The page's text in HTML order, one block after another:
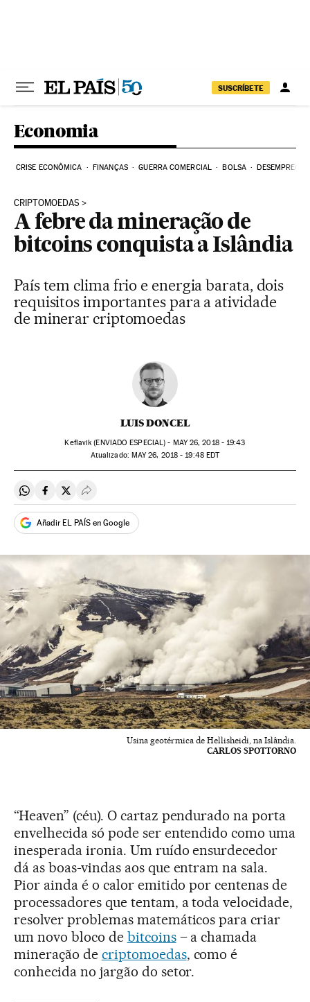
SUSCRÍBETE
Economia
CRISE ECONÔMICA FINANÇAS GUERRA COMERCIAL BOLSA DESEMPREGO
CRIPTOMOEDAS
A febre da mineração de
bitcoins conquista a Islândia
País tem clima frio e energia barata, dois
requisitos importantes para a atividade
de minerar criptomoedas
LUIS DONCEL
Keflavik (ENVIADO ESPECIAL) - MAY26, 2018 - 19:43
atualizado: MAY26, 2018 - 19:48EDT
Compartir en Whatsapp
Compartir en Facebook
Compartir en Twitter
Desplegar Redes Sociales
Añadir EL PAÍS en Google
Usina geotérmica de Hellisheidi, na Islândia.
CARLOS SPOTTORNO
“Heaven” (céu). O cartaz pendurado na porta
envelhecida só pode ser entendido como uma
inesperada ironia. Um ruído ensurdecedor
dá as boas-vindas aos que entram na sala.
Pior ainda é o calor emitido por centenas de
processadores que tentam, a toda velocidade,
resolver problemas matemáticos para criar
um novo bloco de bitcoins– a chamada
mineração de criptomoedas, como é
conhecida no jargão do setor.